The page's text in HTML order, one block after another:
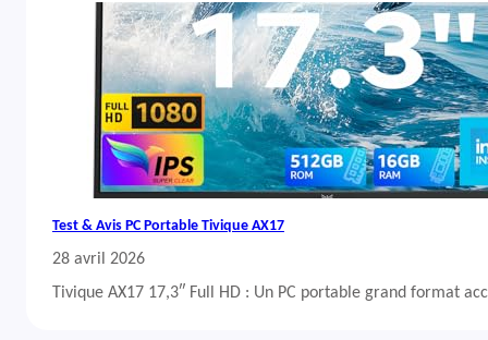
Test & Avis PC Portable Tivique AX17
28 avril 2026
Tivique AX17 17,3″ Full HD : Un PC portable grand format